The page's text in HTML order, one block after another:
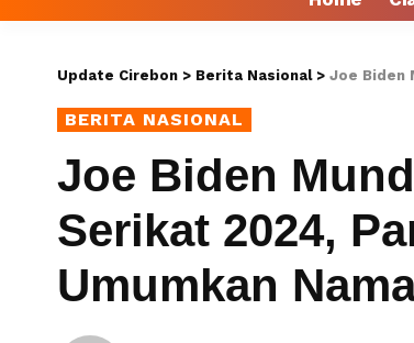
Update Cirebon > Berita Nasional> Joe Biden
BERITA NASIONAL
Joe Biden
Serikat 2024,
Umumkan